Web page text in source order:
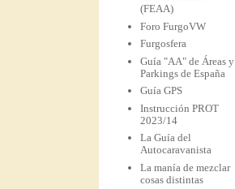
(FEAA)
Foro FurgoVW
Furgosfera
Guía "AA" de Áreas y
Parkings de España
Guía GPS
Instrucción PROT
2023/14
La Guía del
Autocaravanista
La manía de mezclar
cosas distintas